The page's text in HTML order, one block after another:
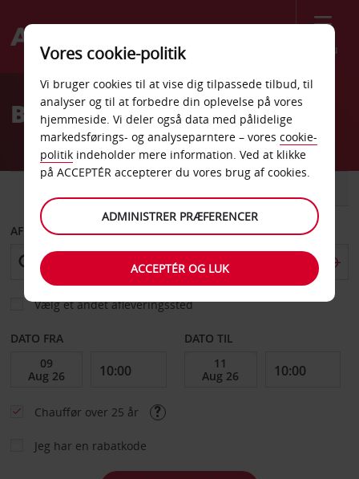
Menu
Welcome
AvisBilleje Bundang
AFHENT FRA
Vælg et andet afleveringssted
DATO FRA DATO TIL
Chauffør over 25 år
Jeg har en rabatkode
Vores cookie-politik
Vi bruger cookies til at vise dig tilpassede tilbud, til
analyser og til at forbedre din oplevelse på vores
hjemmeside. Vi deler også data med pålidelige
markedsførings- og analyseparntere – vores cookie-
politik indeholder mere information. Ved at klikke
på ACCEPTÉR accepterer du vores brug af cookies.
ADMINISTRER PRÆFERENCER
ACCEPTÉR OG LUK